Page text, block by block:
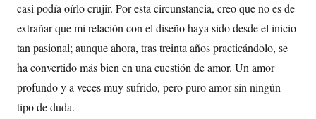
casi podía oírlo crujir. Por esta circunstancia, creo que no es de
extrañar que mi relación con el diseño haya sido desde el inicio
tan pasional; aunque ahora, tras treinta años practicándolo, se
ha convertido más bien en una cuestión de amor. Un amor
profundo y a veces muy sufrido, pero puro amor sin ningún
tipo de duda.